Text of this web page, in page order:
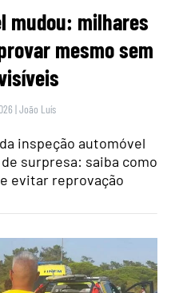
mudou: milhares
mesmo sem
|João Luís
inspeção automóvel
surpresa: saiba como
evitar reprovação